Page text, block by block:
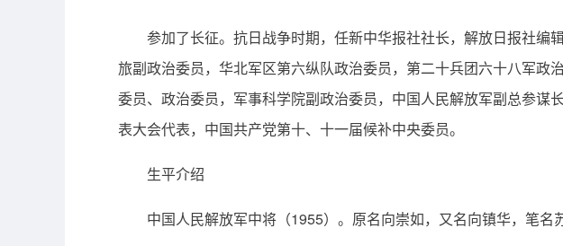
参加了长征。抗日战争时期，任新中华报社社长，解放日报社
旅副政治委员，华北军区第六纵队政治委员，第二十兵团六十八军
委员、政治委员，军事科学院副政治委员，中国人民解放军副总参
表大会代表，中国共产党第十、十一届候补中央委员。
生平介绍
中国人民解放军中将（1955）。原名向崇如，又名向镇华，笔名